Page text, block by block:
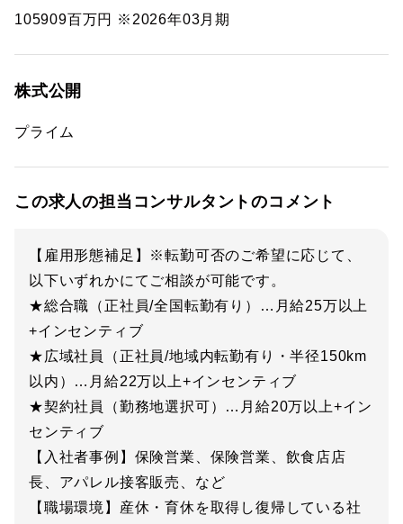
105909百万円 ※2026年03月期
株式公開
プライム
この求人の担当コンサルタントのコメント
【雇用形態補足】※転勤可否のご希望に応じて、
以下いずれかにてご相談が可能です。
★総合職（正社員/全国転勤有り）…月給25万以上
+インセンティブ
★広域社員（正社員/地域内転勤有り・半径150km
以内）…月給22万以上+インセンティブ
★契約社員（勤務地選択可）…月給20万以上+イン
センティブ
【入社者事例】保険営業、保険営業、飲食店店
長、アパレル接客販売、など
【職場環境】産休・育休を取得し復帰している社